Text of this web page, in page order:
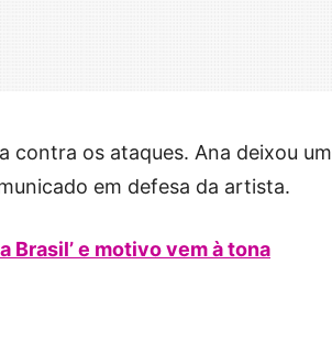
contra os ataques. Ana deixou um
em defesa da artista.
Brasil’ e motivo vem à tona